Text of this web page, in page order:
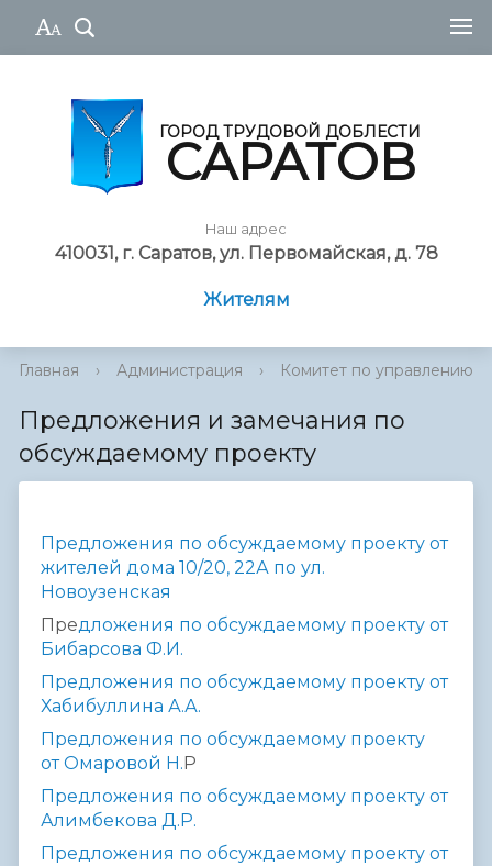
ГОРОД ТРУДОВОЙ ДОБЛЕСТИ
САРАТОВ
Наш адрес
410031, г. Саратов, ул. Первомайская, д. 78
Жителям
Главная › Администрация › Комитет по управлению
Предложения и замечания по
обсуждаемому проекту
Предложения по обсуждаемому проекту от
жителей дома 10/20, 22А по ул.
Новоузенская
Предложения по обсуждаемому проекту от
Бибарсова Ф.И.
Предложения по обсуждаемому проекту от
Хабибуллина А.А.
Предложения по обсуждаемому проекту
от Омаровой Н.Р
Предложения по обсуждаемому проекту от
Алимбекова Д.Р.
Предложения по обсуждаемому проекту от